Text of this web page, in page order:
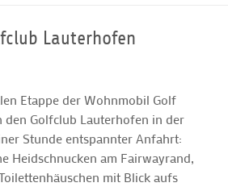
Lauterhofen
Etappe der Wohnmobil Golf
den Golfclub Lauterhofen in der
Stunde entspannter Anfahrt:
Heidschnucken am Fairwayrand,
mit Blick aufs